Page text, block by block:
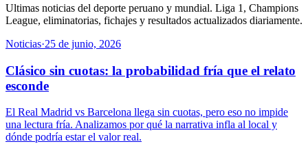
Ultimas noticias del deporte peruano y mundial. Liga 1, Champions
League, eliminatorias, fichajes y resultados actualizados diariamente.
Noticias·25 de junio, 2026
Clásico sin cuotas: la probabilidad fría que el relato
esconde
El Real Madrid vs Barcelona llega sin cuotas, pero eso no impide
una lectura fría. Analizamos por qué la narrativa infla al local y
dónde podría estar el valor real.